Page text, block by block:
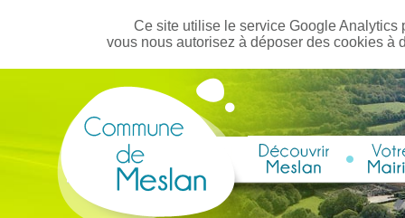
Ce site utilise le service Google
vous nous autorisez à déposer des cookies